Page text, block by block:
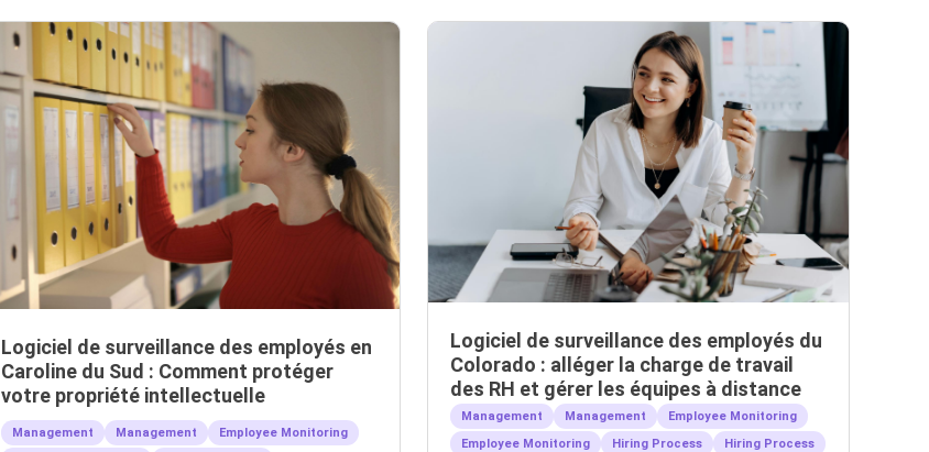
Logiciel de surveillance des employés en
Caroline du Sud : Comment protéger
votre propriété intellectuelle
Management Management
Employee Monitoring
Logiciel de surveillance des employés du
Colorado : alléger la charge de travail
des RH et gérer les équipes à distance
Management Management
Employee Monitoring
Employee Monitoring
Hiring Process
Hiring Process